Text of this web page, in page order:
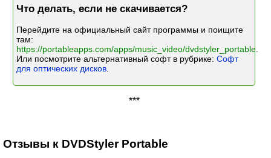
Что делать, если не скачивается?
Перейдите на официальный сайт программы и поищите
там:
https://portableapps.com/apps/music_video/dvdstyler_portable.
Или посмотрите альтернативный софт в рубрике: Софт
для оптических дисков.
***
Отзывы к DVDStyler Portable